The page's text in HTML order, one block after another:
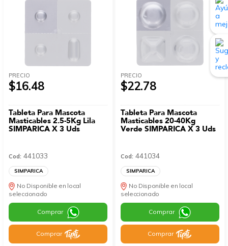
PRECIO
$16.48
Tableta Para Mascota
Masticables 2.5-5Kg Lila
SIMPARICA X 3 Uds
Cod: 441033
SIMPARICA
No Disponible en local
seleccionado
Comprar
Comprar
PRECIO
$22.78
Tableta Para Mascota
Masticables 20-40Kg
Verde SIMPARICA X 3 Uds
Cod: 441034
SIMPARICA
No Disponible en local
seleccionado
Comprar
Comprar